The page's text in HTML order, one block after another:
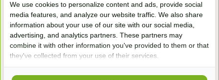
winkel
Handelsweg 6a
7041gx 's-Heerenberg
aan de Duitse grens, aan de A12/A3
We use cookies to personalize content and ads, provide social
media features, and analyze our website traffic. We also share
information about your use of our site with our social media,
advertising, and analytics partners. These partners may
combine it with other information you've provided to them or that
they've collected from your use of their services.